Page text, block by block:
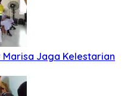
Marisa Jaga Kelestarian